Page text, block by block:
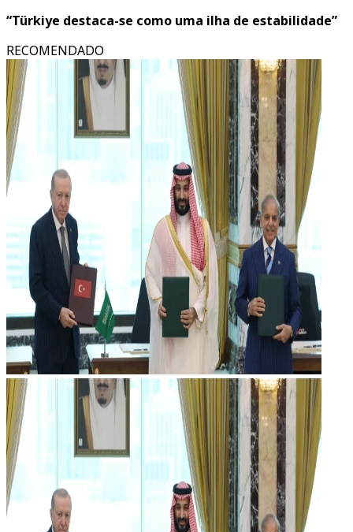
“Türkiye destaca-se como uma ilha de estabilidade”
RECOMENDADO